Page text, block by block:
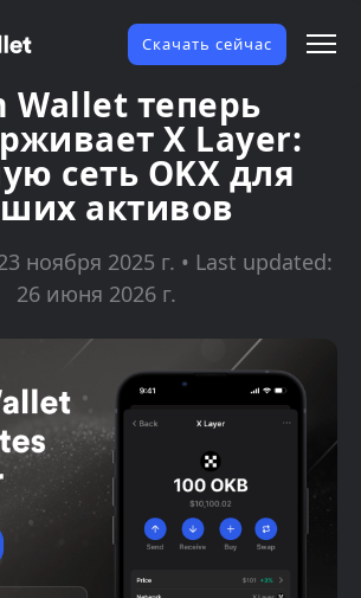
Скачать сейчас
Wallet теперь
X Layer:
сеть OKX для
активов
ноября 2025 г. • Last updated:
26 июня 2026 г.